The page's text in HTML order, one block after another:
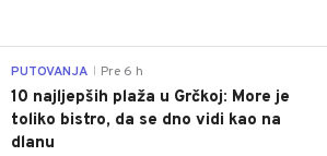
PUTOVANJA Pre 6 h
10 najljepših plaža u Grčkoj: More je
toliko bistro, da se dno vidi kao na
dlanu